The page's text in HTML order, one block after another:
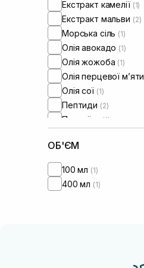
Екстракт камелії (1)
Екстракт мальви (2)
Морська сіль (1)
Олія авокадо (1)
Олія жожоба (1)
Олія перцевої мʼяти
Олія сої (1)
Пептиди (2)
Протеїни (1)
Саліцилова кислота
ОБ'ЄМ
100 мл (1)
400 мл (1)